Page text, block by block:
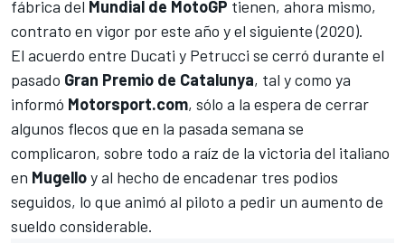
fábrica del Mundial de MotoGP tienen, ahora mismo,
contrato en vigor por este año y el siguiente (2020).
El acuerdo entre Ducati y Petrucci se cerró durante el
pasado Gran Premio de Catalunya, tal y como ya
informó Motorsport.com, sólo a la espera de cerrar
algunos flecos que en la pasada semana se
complicaron, sobre todo a raíz de la victoria del italiano
en Mugelloy al hecho de encadenar tres podios
seguidos, lo que animó al piloto a pedir un aumento de
sueldo considerable.